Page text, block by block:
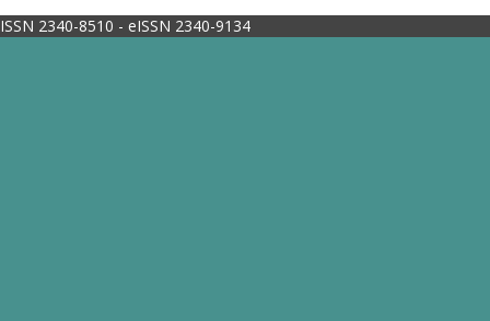
ISSN 2340-8510 - eISSN 2340-9134